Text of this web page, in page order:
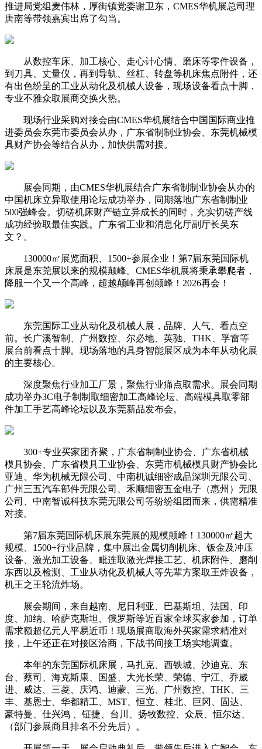
推进局党组麦伟林，厚街镇党委谢卫东，CMES华机展总司理
唐南等带领嘉宾出席了勾当。
从数控车床、加工核心、走心计心情、磨床等零件设备，
到刀具、丈量仪，再到导轨、丝杠、转盘等机床焦点附件，还
有出色纷呈的工业从动化及机械人设备，现场设备看点十脚，
专业不雅众取展商交换火热。
现场行业采购对接会由CMES华机展结合中国国际商业推
进委员会东莞市委员会从办，广东省制制业协会、东莞机械模
具财产协会等结合从办，加快供需对接。
展会同期，由CMES华机展结合广东省制制业协会从办的
中国机床立异取使用论坛成功举办，同期落地广东省制制业
500强峰会。切磋机床财产链立异成长的同时，充实切磋产线
成功经验取最佳实践。广东省工业和消息化厅副厅长吴东
文？。
130000㎡展览面积、1500+参展企业！第7届东莞国际机
床展是东莞展以来的规模颠峰。CMES华机展将秉承攀爬者，
降服一个又一个高峰，超越颠峰再创颠峰！2026再会！
东莞国际工业从动化及机械人展，品牌、人气、看点空
前。长广溪智制、广州数控、尔必地、英驰、THK、孚雷等
展台前看点十脚。现场落地的具身智能展区成为本年从动化展
的主要核心。
深度聚焦行业加工厂景，聚焦行业痛点取需求。展会同期
成功举办3C电子制制取细密加工高峰论坛、高端模具取零部
件加工手艺高峰论坛以及东莞新品发布会。
300+专业买家团齐聚，广东省制制业协会、广东省机械
模具协会、广东省模具工业协会、东莞市机械模具财产协会比
亚迪、华为机械无限公司、中南机诚细密成品深圳无限公司、
广州三五汽车部件无限公司、禾顺细密五金电子（惠州）无限
公司、中南智诚科技东莞无限公司等纷纷组团而来，供需精准
对接。
第7届东莞国际机床展东莞展的规模颠峰！130000㎡超大
规模、1500+行业品牌，集中展出金属切削机床、钣金及冲压
设备、激光加工设备、毗连取激光焊接工艺、机床附件、磨削
东西以及检测、工业从动化及机械人等先辈方案取王炸设备，
机王之王轮流炸场。
展会期间，来自越南、尼日利亚、巴基斯坦、法国、印
度、加纳、哈萨克斯坦、俄罗斯等近百家全球买家参加，订单
需求额超亿元人平易近币！现场展商取海外买家需求精准对
接，上午还正在对接区洽商，下战书间接工场实地调查。
本年的东莞国际机床展，马扎克、西铁城、沙迪克、东
台、蔡司、海克斯康、国盛、大光长荣、荣德、宁江、乔崴
进、威达、三菱、庆鸿、迪蒙、三光、广州数控、THK、三
丰、基恩士、华都精工、MST、恒立、桂北、巨冈、固达、
豪特曼、仕兴鸿 、钲捷、台川、扬牧数控、众辰、恒尔达、
（部门参展商且排名不分先后）。